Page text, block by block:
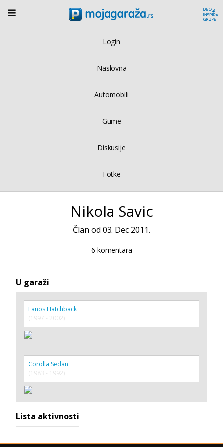
Login
Naslovna
Automobili
Gume
Diskusije
Fotke
Nikola Savic
Član od 03. Dec 2011.
6 komentara
U garaži
Lanos Hatchback
(1997 - 2002)
Corolla Sedan
(1983 - 1992)
Lista aktivnosti